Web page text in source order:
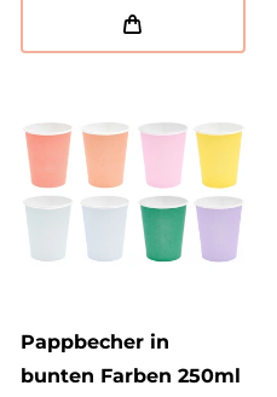
Pappbecher in
bunten Farben 250ml